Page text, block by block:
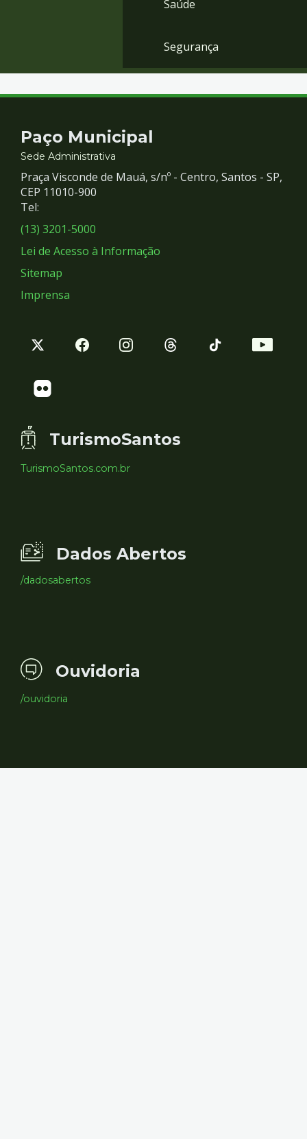
Saúde
Segurança
Contato
e
Redes
Sociais
Paço Municipal
Sede Administrativa
Praça Visconde de Mauá, s/nº - Centro, Santos - SP,
CEP 11010-900
Tel:
(13) 3201-5000
Lei de Acesso à Informação
Sitemap
Imprensa
TurismoSantos
TurismoSantos.com.br
Dados Abertos
/dadosabertos
Ouvidoria
/ouvidoria